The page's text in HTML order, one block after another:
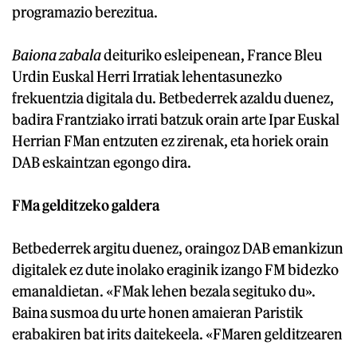
programazio berezitua.
Baiona zabaladeituriko esleipenean, France Bleu
Urdin Euskal Herri Irratiak lehentasunezko
frekuentzia digitala du. Betbederrek azaldu duenez,
badira Frantziako irrati batzuk orain arte Ipar Euskal
Herrian FMan entzuten ez zirenak, eta horiek orain
DAB eskaintzan egongo dira.
FMa gelditzeko galdera
Betbederrek argitu duenez, oraingoz DAB emankizun
digitalek ez dute inolako eraginik izango FM bidezko
emanaldietan. «FMak lehen bezala segituko du».
Baina susmoa du urte honen amaieran Paristik
erabakiren bat irits daitekeela. «FMaren gelditzearen